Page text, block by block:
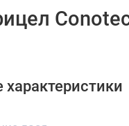
характеристики